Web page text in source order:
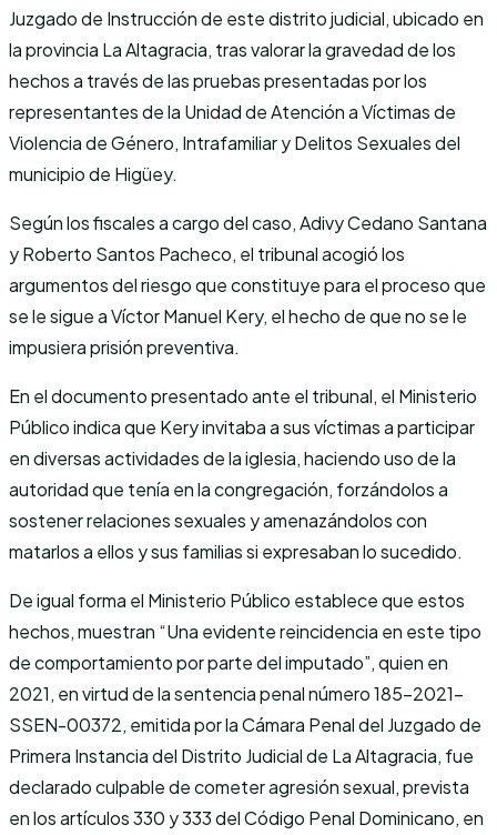
Juzgado de Instrucción de este distrito judicial, ubicado en
la provincia La Altagracia, tras valorar la gravedad de los
hechos a través de las pruebas presentadas por los
representantes de la Unidad de Atención a Víctimas de
Violencia de Género, Intrafamiliar y Delitos Sexuales del
municipio de Higüey.
Según los fiscales a cargo del caso, Adivy Cedano Santana
y Roberto Santos Pacheco, el tribunal acogió los
argumentos del riesgo que constituye para el proceso que
se le sigue a Víctor Manuel Kery, el hecho de que no se le
impusiera prisión preventiva.
En el documento presentado ante el tribunal, el Ministerio
Público indica que Kery invitaba a sus víctimas a participar
en diversas actividades de la iglesia, haciendo uso de la
autoridad que tenía en la congregación, forzándolos a
sostener relaciones sexuales y amenazándolos con
matarlos a ellos y sus familias si expresaban lo sucedido.
De igual forma el Ministerio Público establece que estos
hechos, muestran “Una evidente reincidencia en este tipo
de comportamiento por parte del imputado”, quien en
2021, en virtud de la sentencia penal número 185-2021-
SSEN-00372, emitida por la Cámara Penal del Juzgado de
Primera Instancia del Distrito Judicial de La Altagracia, fue
declarado culpable de cometer agresión sexual, prevista
en los artículos 330 y 333 del Código Penal Dominicano, en